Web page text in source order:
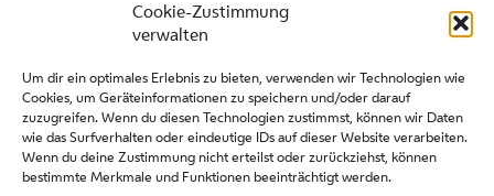
Cookie-Zustimmung
verwalten
Um dir ein optimales Erlebnis zu bieten, verwenden wir Technologien wie
Cookies, um Geräteinformationen zu speichern und/oder darauf
zuzugreifen. Wenn du diesen Technologien zustimmst, können wir Daten
wie das Surfverhalten oder eindeutige IDs auf dieser Website verarbeiten.
Wenn du deine Zustimmung nicht erteilst oder zurückziehst, können
bestimmte Merkmale und Funktionen beeinträchtigt werden.
Presse
Kontakt